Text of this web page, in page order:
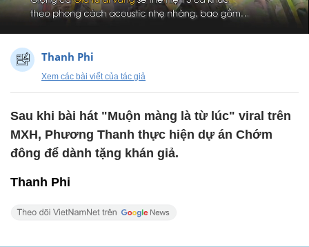
Thanh Phi
Xem các bài viết của tác giả
Sau khi bài hát "Muộn màng là từ lúc" viral trên
MXH, Phương Thanh thực hiện dự án Chớm
đông để dành tặng khán giả.
Thanh Phi